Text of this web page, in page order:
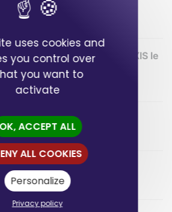
EMBAUCHE ROUAULT ALEXIS le
le 05/08
le 05/08
uses cookies and
you control over
you want to
activate
OK, ACCEPT ALL
ALL COOKIES
Personalize
Privacy policy